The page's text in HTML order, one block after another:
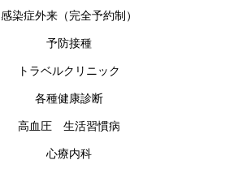
感染症外来（完全予約制）
予防接種
トラベルクリニック
各種健康診断
高血圧 生活習慣病
心療内科